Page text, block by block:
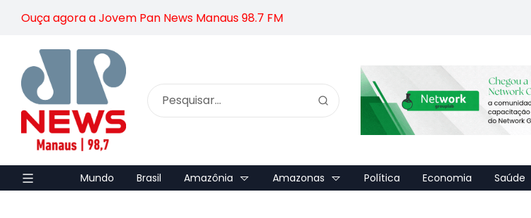
Ouça agora a Jovem Pan News Manaus 98.7 FM
Mundo Brasil Amazônia Amazonas Política Economia Saúde